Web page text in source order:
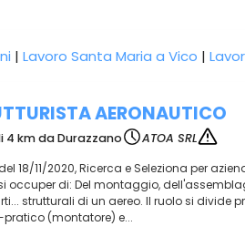
| Lavoro Santa Maria a Vico |
AERONAUTICO
4 km da Durazzano
ATOA SRL
18/11/2020, Ricerca e Seleziona per
occuper di: Del montaggio,
strutturali di un aereo. Il ruolo si divide
(montatore) e...